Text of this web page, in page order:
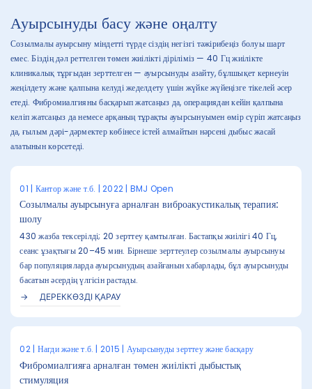
Ауырсынуды басу және оңалту
Созылмалы ауырсыну міндетті түрде сіздің негізгі тәжірибеңіз болуы шарт
емес. Біздің дәл реттелген төмен жиілікті діріліміз — 40 Гц жиілікте
клиникалық тұрғыдан зерттелген — ауырсынуды азайту, бұлшықет кернеуін
жеңілдету және қалпына келуді жеделдету үшін жүйке жүйеңізге тікелей әсер
етеді. Фибромиалгияны басқарып жатсаңыз да, операциядан кейін қалпына
келіп жатсаңыз да немесе арқаның тұрақты ауырсынуымен өмір сүріп жатсаңыз
да, ғылым дәрі-дәрмектер көбінесе істей алмайтын нәрсені дыбыс жасай
алатынын көрсетеді.
01 | Кантор және т.б. | 2022 | BMJ Open
Созылмалы ауырсынуға арналған виброакустикалық терапия:
шолу
430 жазба тексерілді; 20 зерттеу қамтылған. Бастапқы жиілігі 40 Гц,
сеанс ұзақтығы 20–45 мин. Бірнеше зерттеулер созылмалы ауырсынуы
бар популяцияларда ауырсынудың азайғанын хабарлады, бұл ауырсынуды
басатын әсердің үлгісін растады.
ДЕРЕККӨЗДІ ҚАРАУ
02 | Нагди және т.б. | 2015 | Ауырсынуды зерттеу және басқару
Фибромиалгияға арналған төмен жиілікті дыбыстық
стимуляция